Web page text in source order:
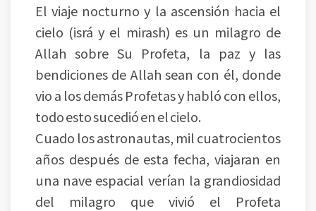
El viaje nocturno y la ascensión hacia el
cielo (isrá y el mirash) es un milagro de
Allah sobre Su Profeta, la paz y las
bendiciones de Allah sean con él, donde
vio a los demás Profetas y habló con ellos,
todo esto sucedió en el cielo.
Cuado los astronautas, mil cuatrocientos
años después de esta fecha, viajaran en
una nave espacial verían la grandiosidad
del milagro que vivió el Profeta